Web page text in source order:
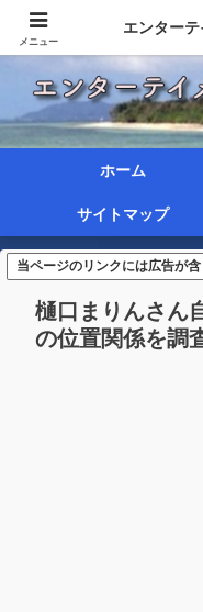
ホーム
サイトマップ
当ページのリンクには広告が含
樋口まりんさん
の位置関係を調
メニュー
エンター